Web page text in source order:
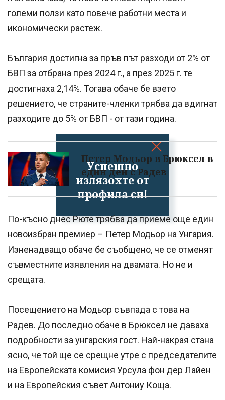
Успешно
излязохте от
профила си!
големи ползи като повече работни места и
икономически растеж.
България достигна за пръв път разходи от 2% от
БВП за отбрана през 2024 г., а през 2025 г. те
достигнаха 2,14%. Тогава обаче бе взето
решението, че страните-членки трябва да вдигнат
разходите до 5% от БВП - от тази година.
Петер Модьор в Брюксел в
един ден с Радев
По-късно днес Рюте трябва да приеме още един
новоизбран премиер – Петер Модьор на Унгария.
Изненадващо обаче бе съобщено, че се отменят
съвместните изявления на двамата. Но не и
срещата.
Посещението на Модьор съвпада с това на
Радев. До последно обаче в Брюксел не даваха
подробности за унгарския гост. Най-накрая стана
ясно, че той ще се срещне утре с председателите
на Европейската комисия Урсула фон дер Лайен
и на Европейския съвет Антониу Коща.